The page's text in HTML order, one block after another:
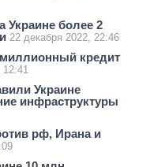
Украине более 2
22 декабря 2022, 22:46
кредит
Украине
инфраструктуры
рф, Ирана и